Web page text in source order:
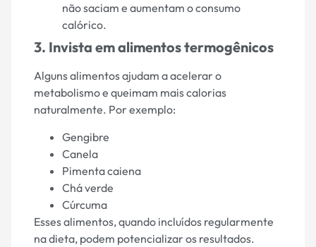
não saciam e aumentam o consumo
calórico.
3. Invista em alimentos termogênicos
Alguns alimentos ajudam a acelerar o
metabolismo e queimam mais calorias
naturalmente. Por exemplo:
Gengibre
Canela
Pimenta caiena
Chá verde
Cúrcuma
Esses alimentos, quando incluídos regularmente
na dieta, podem potencializar os resultados.